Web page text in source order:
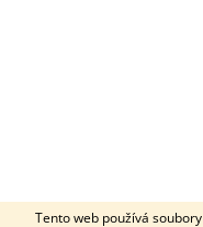
Tento web používá
Copyright 2026